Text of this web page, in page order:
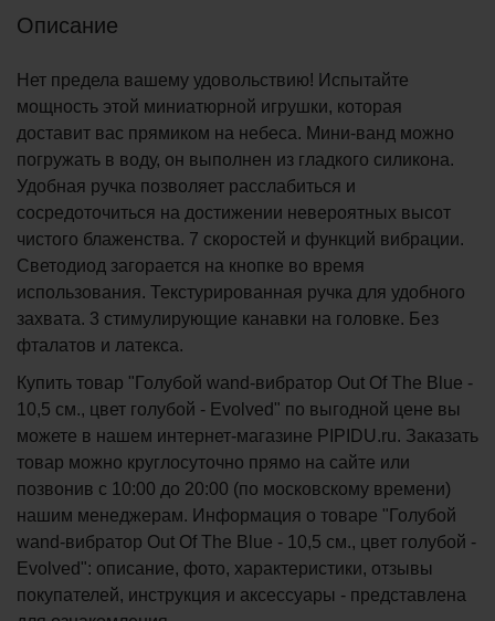
Описание
Нет предела вашему удовольствию! Испытайте
мощность этой миниатюрной игрушки, которая
доставит вас прямиком на небеса. Мини-ванд можно
погружать в воду, он выполнен из гладкого силикона.
Удобная ручка позволяет расслабиться и
сосредоточиться на достижении невероятных высот
чистого блаженства. 7 скоростей и функций вибрации.
Светодиод загорается на кнопке во время
использования. Текстурированная ручка для удобного
захвата. 3 стимулирующие канавки на головке. Без
фталатов и латекса.
Купить товар "Голубой wand-вибратор Out Of The Blue -
10,5 см., цвет голубой - Evolved" по выгодной цене вы
можете в нашем интернет-магазине PIPIDU.ru. Заказать
товар можно круглосуточно прямо на сайте или
позвонив с 10:00 до 20:00 (по московскому времени)
нашим менеджерам. Информация о товаре "Голубой
wand-вибратор Out Of The Blue - 10,5 см., цвет голубой -
Evolved": описание, фото, характеристики, отзывы
покупателей, инструкция и аксессуары - представлена